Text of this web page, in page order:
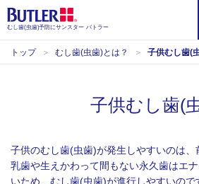
むし歯(虫歯)予防にサンスター バトラー
トップ むし歯(虫歯)とは？ 子供むし歯(
子供むし歯(
子供のむし歯(虫歯)が発生しやすいのは、
乳歯や生えかわって間もない永久歯はエ
いため、むし歯(虫歯)が進行しやすいので